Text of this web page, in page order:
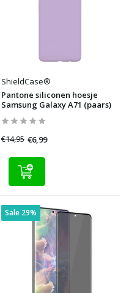
ShieldCase®
Pantone siliconen hoesje
Samsung Galaxy A71 (paars)
€14,95 €6,99
Sale 29%